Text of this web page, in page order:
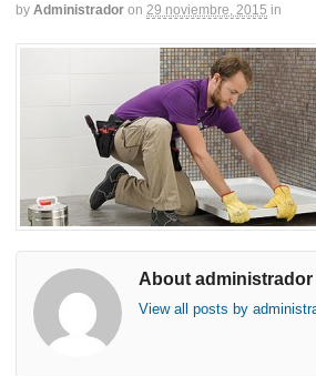
by Administrador on 29 noviembre, 2015 in
About administrador
View all posts by